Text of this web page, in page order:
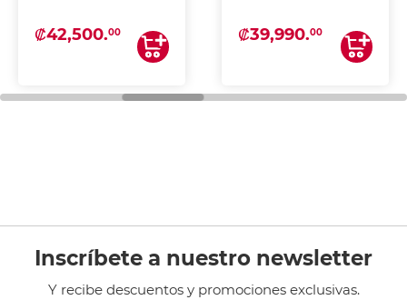
₡42,500.00 ₡39,990.00
Inscríbete a nuestro newsletter
Y recibe descuentos y promociones exclusivas.